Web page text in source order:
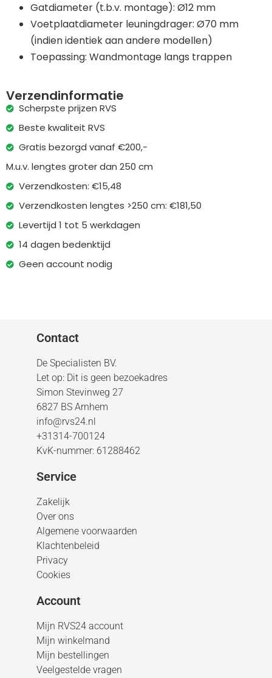
Gatdiameter (t.b.v. montage): Ø12 mm
Voetplaatdiameter leuningdrager: Ø70 mm
(indien identiek aan andere modellen)
Toepassing: Wandmontage langs trappen
Verzendinformatie
Scherpste prijzen RVS
Beste kwaliteit RVS
Gratis bezorgd vanaf €200,-
M.u.v. lengtes groter dan 250 cm
Verzendkosten: €15,48
Verzendkosten lengtes >250 cm: €181,50
Levertijd 1 tot 5 werkdagen
14 dagen bedenktijd
Geen account nodig
Contact
De Specialisten BV.
Let op: Dit is geen bezoekadres
Simon Stevinweg 27
6827 BS Arnhem
info@rvs24.nl
+31314-700124
KvK-nummer: 61288462
Service
Zakelijk
Over ons
Algemene voorwaarden
Klachtenbeleid
Privacy
Cookies
Account
Mijn RVS24 account
Mijn winkelmand
Mijn bestellingen
Veelgestelde vragen